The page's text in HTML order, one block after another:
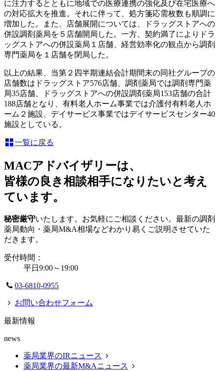
に注力するとともに地域での医療連携の強化及び在宅医療へ
の対応拡大を推進。それに伴って、処方箋応需枚数も順調に
増加した。また、店舗展開については、ドラッグストアへの
併設調剤薬局を５店舗開局した。一方、契約満了によりドラ
ッグストアへの併設薬局１店舗、経営効率化の観点から調剤
専門薬局を１店舗を閉局した。
以上の結果、当第２四半期連結会計期間末の同社グループの
店舗数はドラッグストア576店舗、調剤薬局では調剤専門薬
局35店舗、ドラッグストアへの併設調剤薬局153店舗の合計
188店舗となり、有料老人ホーム事業では介護付有料老人ホ
ーム２施設、デイサービス事業ではデイサービスセンター40
施設としている。
一覧に戻る
MACアドバイザリーは、
皆様の良き相談相手になりたいと考え
ています。
秘密厳守いたします。お気軽にご相談ください。最新の調剤
薬局動向・薬局M&A相場などわかり易くご説明させていた
だきます。
受付時間：
平日9:00～19:00
03-6810-0955
お問い合わせフォーム
最新情報
news
薬局業界のIRニュース
薬局業界の最新M&Aニュース